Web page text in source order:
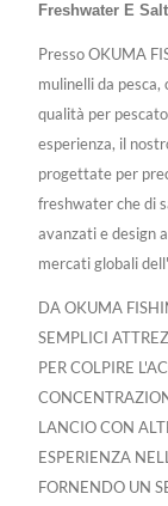
Freshwater E
Presso OKUMA
mulinelli da pesca,
qualità per
esperienza, il
progettate per
freshwater che di
avanzati e design
mercati globali
DA OKUMA
SEMPLICI
PER COLPIRE
LANCIO CON
ESPERIENZA
FORNENDO UN